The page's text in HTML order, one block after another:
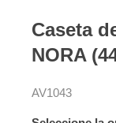
Caseta
NORA
AV1043